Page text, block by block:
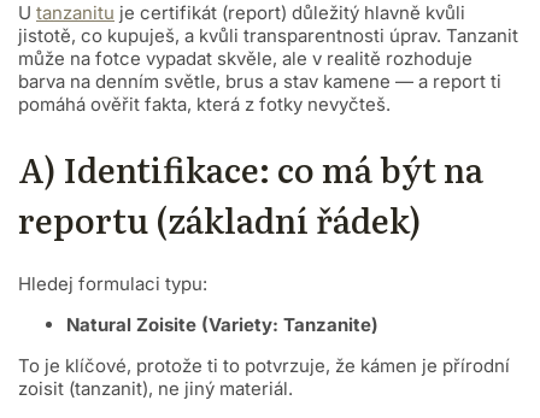
U tanzanitu je certifikát (report) důležitý hlavně kvůli
jistotě, co kupuješ, a kvůli transparentnosti úprav. Tanzanit
může na fotce vypadat skvěle, ale v realitě rozhoduje
barva na denním světle, brus a stav kamene — a report ti
pomáhá ověřit fakta, která z fotky nevyčteš.
A) Identifikace: co má být na
reportu (základní řádek)
Hledej formulaci typu:
Natural Zoisite (Variety: Tanzanite)
To je klíčové, protože ti to potvrzuje, že kámen je přírodní
zoisit (tanzanit), ne jiný materiál.